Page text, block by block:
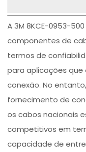
A 3M 8KCE-0953-
componentes de
termos de
para aplicações
conexão. No
fornecimento de
os cabos nacionais
competitivos em
capacidade de